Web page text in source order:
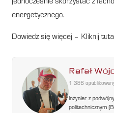
jednocześnie skorzystać z
energetycznego.
Dowiedz się więcej – Kliknij
Rafał
1 386
Inżynier z
politechnicznym